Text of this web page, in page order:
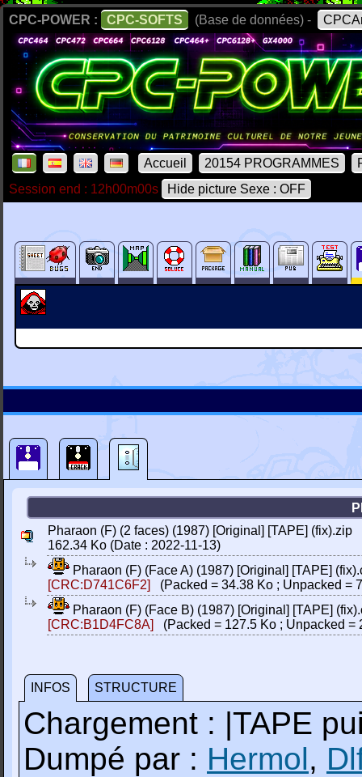
CPC-POWER : CPC-SOFTS (Base de données) -
Accueil 20154 PROGRAMMES
Session end : 12h00m00s
Hide picture Sexe : OFF
Pharaon (F) (2 faces) (1987) [Original] [TAPE] (fix).zip
162.34 Ko (Date : 2022-11-13)
Pharaon (F) (Face A) (1987) [Original] [TAPE]
[CRC:D741C6F2]
(Packed = 34.38 Ko ; Unpacked =
Pharaon (F) (Face B) (1987) [Original] [TAPE]
[CRC:B1D4FC8A]
(Packed = 127.5 Ko ; Unpacked =
INFOS STRUCTURE
Chargement : |TAPE
Dumpé par : Hermol,